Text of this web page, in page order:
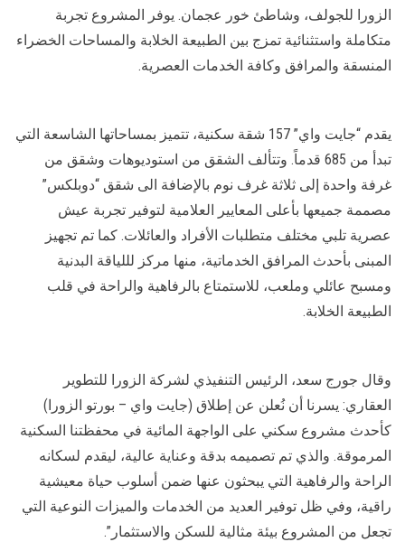
الزورا للجولف، وشاطئ خور عجمان. يوفر المشروع تجربة
متكاملة واستثنائية تمزج بين الطبيعة الخلابة والمساحات الخضراء
المنسقة والمرافق وكافة الخدمات العصرية.
يقدم “جايت واي” 157 شقة سكنية، تتميز بمساحاتها الشاسعة التي
تبدأ من 685 قدماً. وتتألف الشقق من استوديوهات وشقق من
غرفة واحدة إلى ثلاثة غرف نوم بالإضافة الى شقق “دوبلكس”
مصممة جميعها بأعلى المعايير العلامية لتوفير تجربة عيش
عصرية تلبي مختلف متطلبات الأفراد والعائلات. كما تم تجهيز
المبنى بأحدث المرافق الخدماتية، منها مركز لللياقة البدنية
ومسبح عائلي وملعب، للاستمتاع بالرفاهية والراحة في قلب
الطبيعة الخلابة.
وقال جورج سعد، الرئيس التنفيذي لشركة الزورا للتطوير
العقاري: يسرنا أن نُعلن عن إطلاق (جايت واي – بورتو الزورا)
كأحدث مشروع سكني على الواجهة المائية في محفظتنا السكنية
المرموقة. والذي تم تصميمه بدقة وعناية عالية، ليقدم لسكانه
الراحة والرفاهية التي يبحثون عنها ضمن أسلوب حياة معيشية
راقية، وفي ظل توفير العديد من الخدمات والميزات النوعية التي
تجعل من المشروع بيئة مثالية للسكن والاستثمار”.